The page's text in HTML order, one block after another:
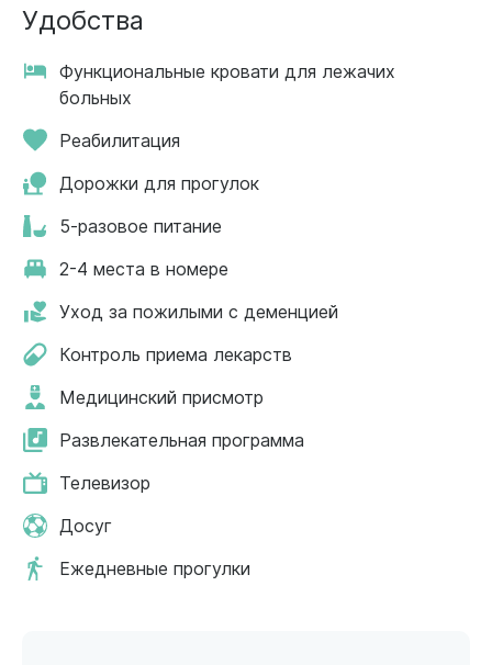
Удобства
Функциональные кровати для лежачих
больных
Реабилитация
Дорожки для прогулок
5-разовое питание
2-4 места в номере
Уход за пожилыми с деменцией
Контроль приема лекарств
Медицинский присмотр
Развлекательная программа
Телевизор
Досуг
Ежедневные прогулки